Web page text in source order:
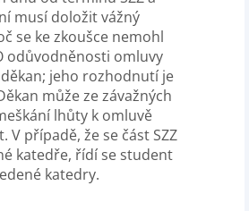
musí doložit vážný
se ke zkoušce nemohl
odůvodněnosti omluvy
jeho rozhodnutí je
může ze závažných
lhůty k omluvě
V případě, že se část SZZ
katedře, řídí se student
katedry.